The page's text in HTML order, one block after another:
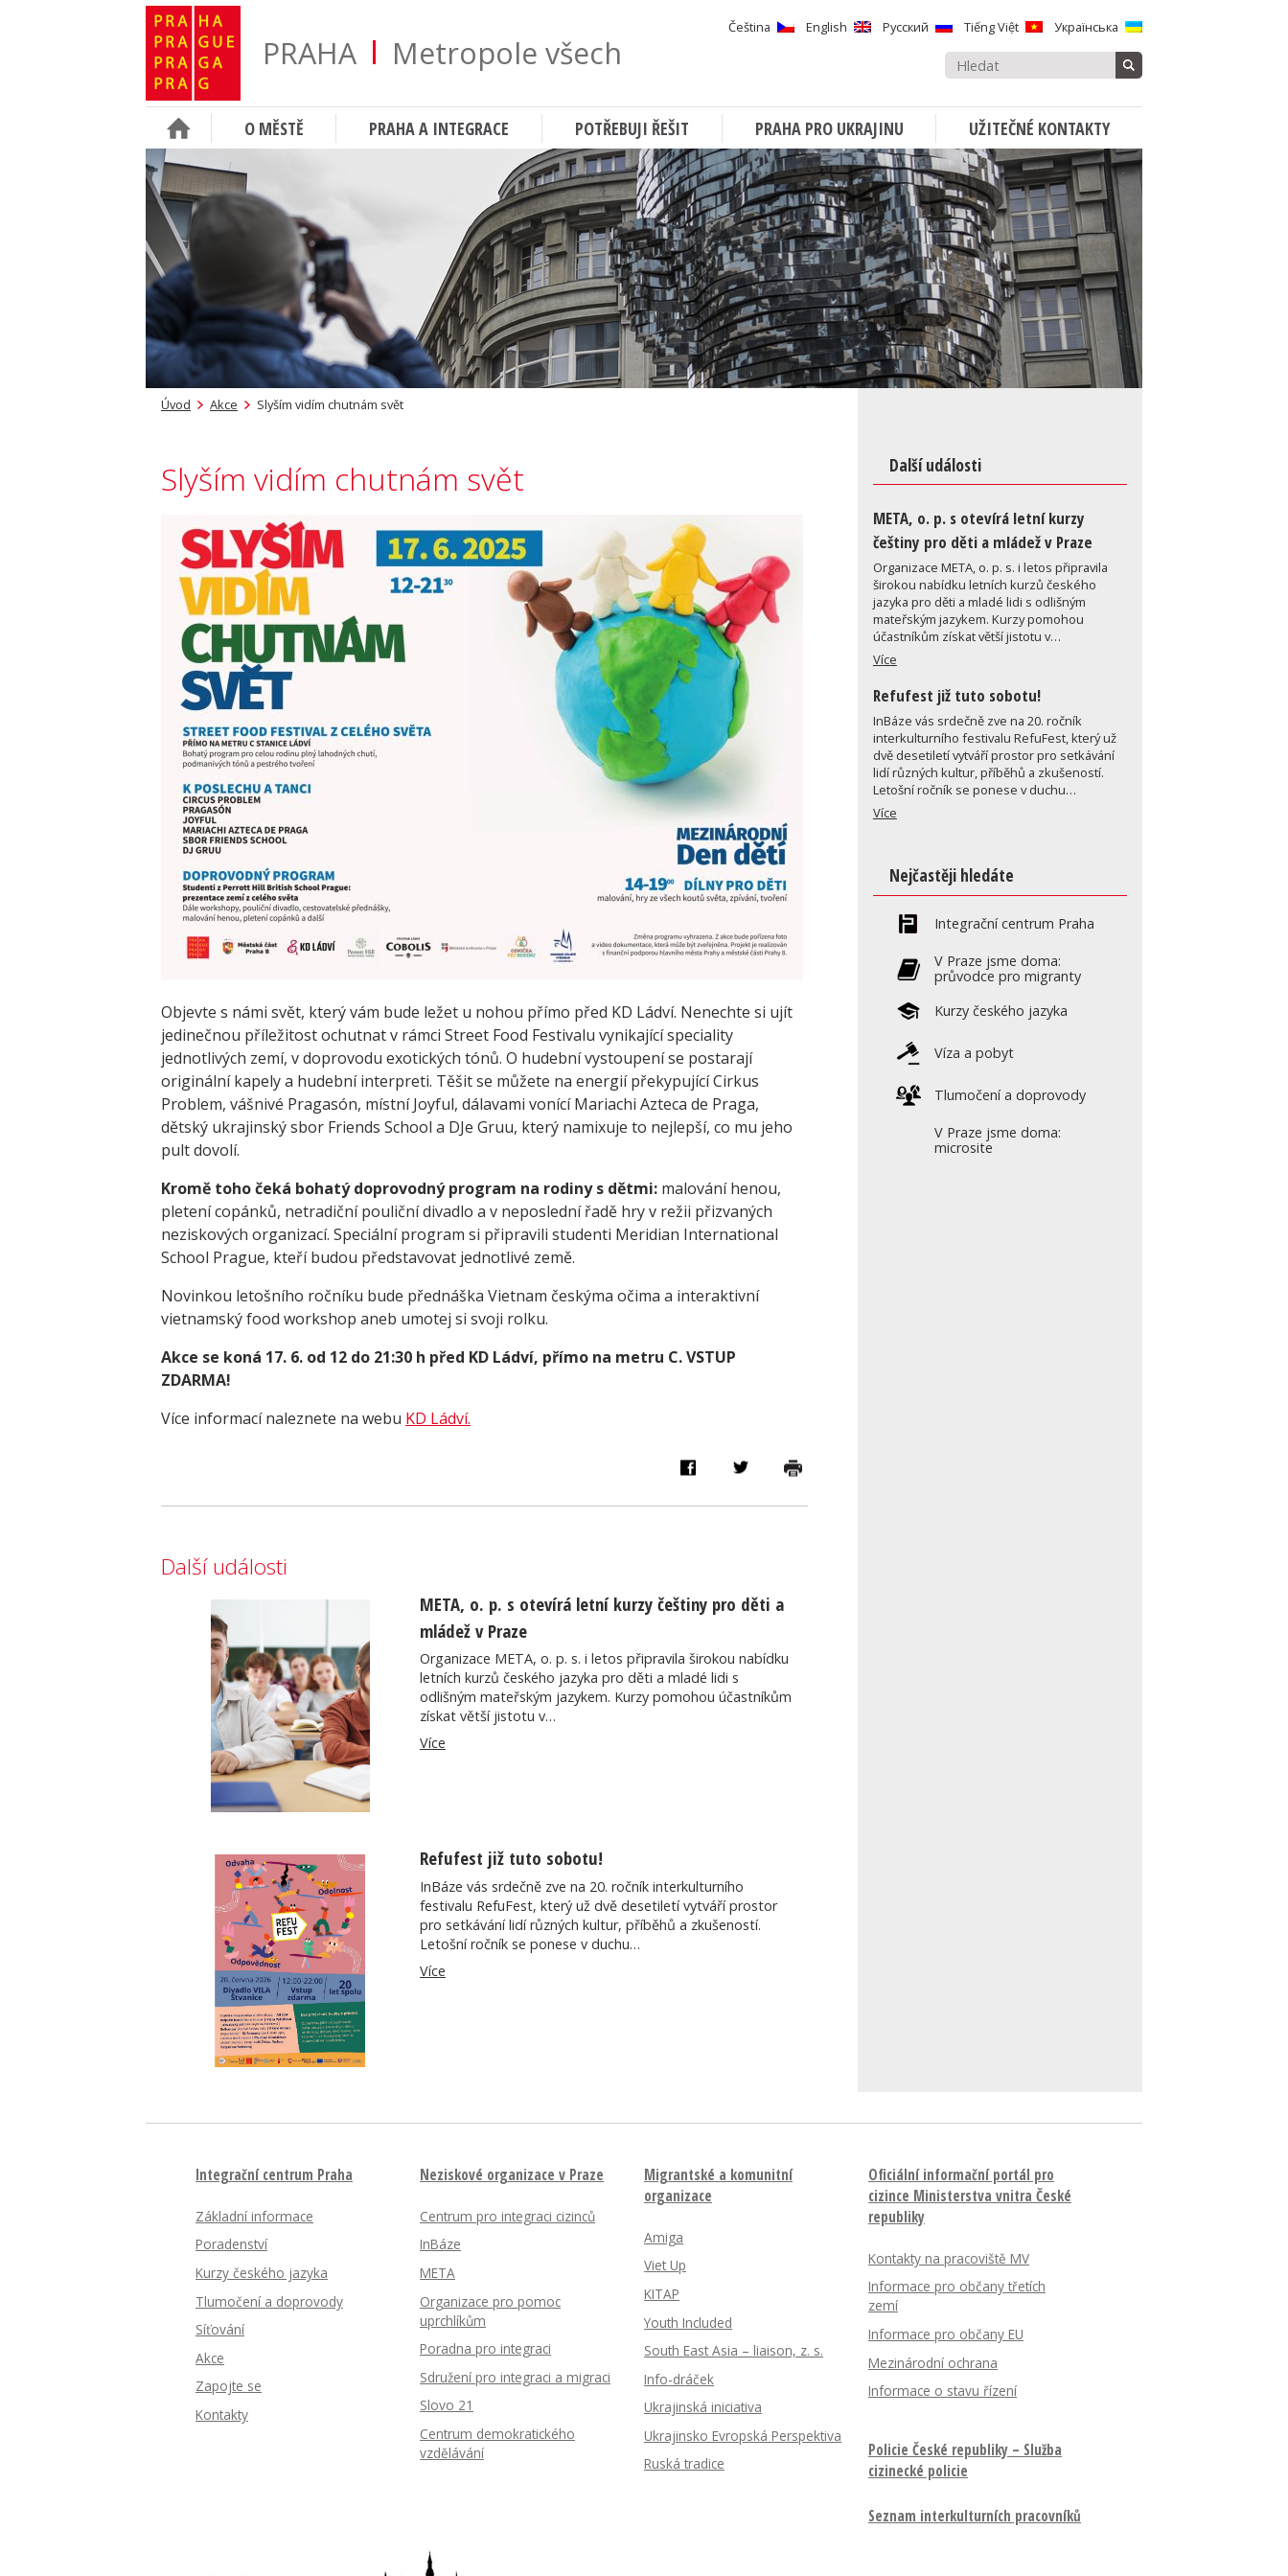
PRAHA Metropole všech
Čeština English Русский Tiếng Việt Українська
O MĚSTĚ PRAHA A INTEGRACE POTŘEBUJI ŘEŠIT PRAHA PRO UKRAJINU UŽITEČNÉ KONTAKTY
Úvod Akce Slyším vidím chutnám svět
Slyším vidím chutnám svět
Objevte s námi svět, který vám bude ležet u nohou přímo před KD Ládví. Nenechte si ujít
jedinečnou příležitost ochutnat v rámci Street Food Festivalu vynikající speciality
jednotlivých zemí, v doprovodu exotických tónů. O hudební vystoupení se postarají
originální kapely a hudební interpreti. Těšit se můžete na energií překypující Cirkus
Problem, vášnivé Pragasón, místní Joyful, dálavami vonící Mariachi Azteca de Praga,
dětský ukrajinský sbor Friends School a DJe Gruu, který namixuje to nejlepší, co mu jeho
pult dovolí.
Kromě toho čeká bohatý doprovodný program na rodiny s dětmi: malování henou,
pletení copánků, netradiční pouliční divadlo a v neposlední řadě hry v režii přizvaných
neziskových organizací. Speciální program si připravili studenti Meridian International
School Prague, kteří budou představovat jednotlivé země.
Novinkou letošního ročníku bude přednáška Vietnam českýma očima a interaktivní
vietnamský food workshop aneb umotej si svoji rolku.
Akce se koná 17. 6. od 12 do 21:30 h před KD Ládví, přímo na metru C.VSTUP
ZDARMA!
Více informací naleznete na webu KD Ládví.
Další události
META, o. p. s otevírá letní kurzy češtiny pro děti a
mládež v Praze
Organizace META, o. p. s. i letos připravila širokou nabídku
letních kurzů českého jazyka pro děti a mladé lidi s
odlišným mateřským jazykem. Kurzy pomohou účastníkům
získat větší jistotu v…
Více
Refufest již tuto sobotu!
InBáze vás srdečně zve na 20. ročník interkulturního
festivalu RefuFest, který už dvě desetiletí vytváří prostor
pro setkávání lidí různých kultur, příběhů a zkušeností.
Letošní ročník se ponese v duchu…
Více
Další události
META, o. p. s otevírá letní kurzy
češtiny pro děti a mládež v Praze
Organizace META, o. p. s. i letos připravila
širokou nabídku letních kurzů českého
jazyka pro děti a mladé lidi s odlišným
mateřským jazykem. Kurzy pomohou
účastníkům získat větší jistotu v…
Více
Refufest již tuto sobotu!
InBáze vás srdečně zve na 20. ročník
interkulturního festivalu RefuFest, který už
dvě desetiletí vytváří prostor pro setkávání
lidí různých kultur, příběhů a zkušeností.
Letošní ročník se ponese v duchu…
Více
Nejčastěji hledáte
Integrační centrum Praha
V Praze jsme doma:
průvodce pro migranty
Kurzy českého jazyka
Víza a pobyt
Tlumočení a doprovody
V Praze jsme doma:
microsite
Integrační centrum Praha
Základní informace
Poradenství
Kurzy českého jazyka
Tlumočení a doprovody
Síťování
Akce
Zapojte se
Kontakty
Neziskové organizace v Praze
Centrum pro integraci cizinců
InBáze
META
Organizace pro pomoc
uprchlíkům
Poradna pro integraci
Sdružení pro integraci a migraci
Slovo 21
Centrum demokratického
vzdělávání
Migrantské a komunitní
organizace
Amiga
Viet Up
KITAP
Youth Included
South East Asia – liaison, z. s.
Info-dráček
Ukrajinská iniciativa
Ukrajinsko Evropská Perspektiva
Ruská tradice
Oficiální informační portál pro
cizince Ministerstva vnitra České
republiky
Kontakty na pracoviště MV
Informace pro občany třetích
zemí
Informace pro občany EU
Mezinárodní ochrana
Informace o stavu řízení
Policie České republiky – Služba
cizinecké policie
Seznam interkulturních pracovníků